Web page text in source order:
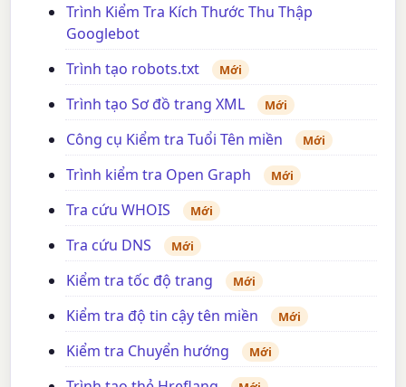
Trình Kiểm Tra Kích Thước Thu Thập
Googlebot
Trình tạo robots.txt
Mới
Trình tạo Sơ đồ trang XML Mới
Công cụ Kiểm tra Tuổi Tên miền Mới
Trình kiểm tra Open Graph Mới
Tra cứu WHOIS Mới
Tra cứu DNS Mới
Kiểm tra tốc độ trang Mới
Kiểm tra độ tin cậy tên miền Mới
Kiểm tra Chuyển hướng Mới